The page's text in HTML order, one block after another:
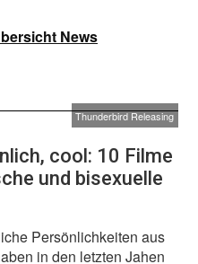
News
Thunderbird Releasing
cool: 10 Filme
und bisexuelle
Persönlichkeiten aus
in den letzten Jahen